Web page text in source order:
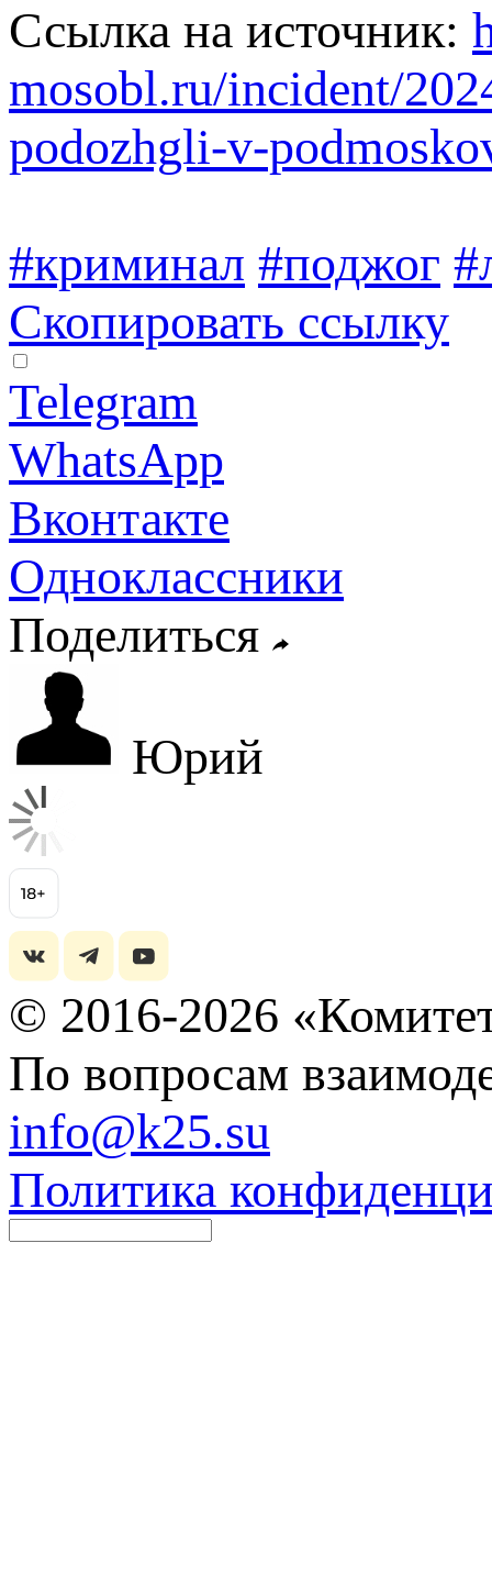
Ссылка на источник:
mosobl.ru/incident/
podozhgli-v-
#криминал #поджог
Скопировать ссылку
Telegram
WhatsApp
Вконтакте
Одноклассники
Поделиться
Юрий
© 2016-2026
По вопросам
info@k25.su
Политика